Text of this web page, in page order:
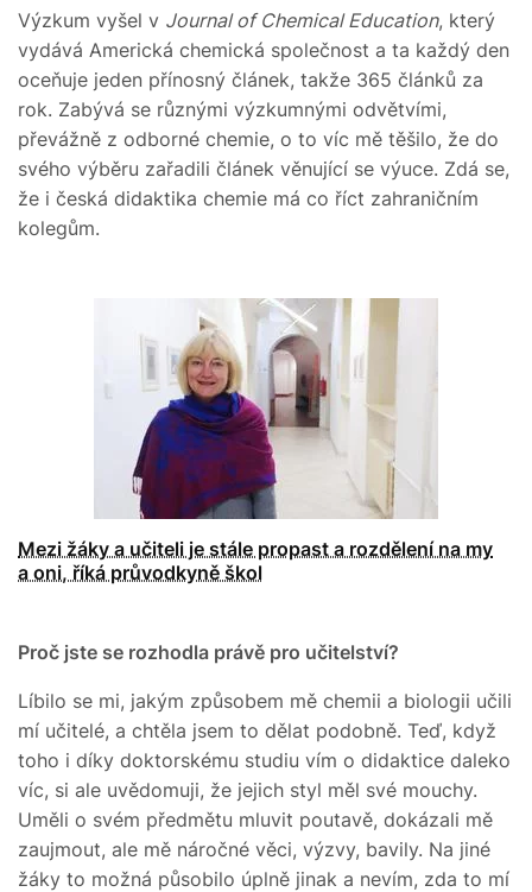
Výzkum vyšel v Journal of Chemical Education, který
vydává Americká chemická společnost a ta každý den
oceňuje jeden přínosný článek, takže 365 článků za
rok. Zabývá se různými výzkumnými odvětvími,
převážně z odborné chemie, o to víc mě těšilo, že do
svého výběru zařadili článek věnující se výuce. Zdá se,
že i česká didaktika chemie má co říct zahraničním
kolegům.
Mezi žáky a učiteli je stále propast a rozdělení na my
a oni, říká průvodkyně škol
Proč jste se rozhodla právě pro učitelství?
Líbilo se mi, jakým způsobem mě chemii a biologii učili
mí učitelé, a chtěla jsem to dělat podobně. Teď, když
toho i díky doktorskému studiu vím o didaktice daleko
víc, si ale uvědomuji, že jejich styl měl své mouchy.
Uměli o svém předmětu mluvit poutavě, dokázali mě
zaujmout, ale mě náročné věci, výzvy, bavily. Na jiné
žáky to možná působilo úplně jinak a nevím, zda to mí